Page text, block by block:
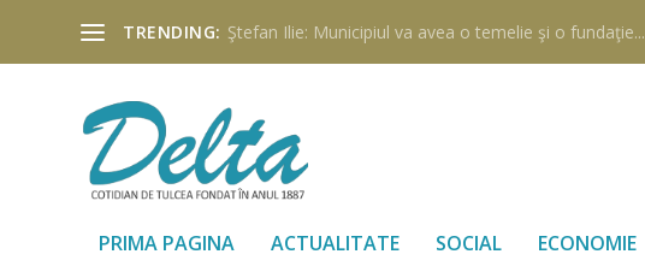
TRENDING: Ştefan Ilie: Municipiul va avea o temelie şi o fundaţie...
PRIMA PAGINA ACTUALITATE SOCIAL ECONOMIE